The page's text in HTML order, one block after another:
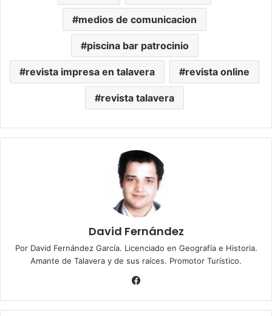
medios de comunicacion
piscina bar patrocinio
revista impresa en talavera revista online
revista talavera
David Fernández
Por David Fernández García. Licenciado en Geografía e Historia.
Amante de Talavera y de sus raíces. Promotor Turístico.
bo